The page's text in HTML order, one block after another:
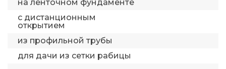
на ленточном фундаменте
с дистанционным
открытием
из профильной трубы
для дачи из сетки рабицы